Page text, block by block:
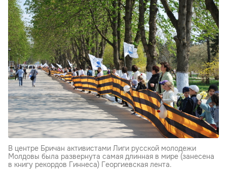
В центре Бричан активистами Лиги русской молодежи
Молдовы была развернута самая длинная в мире (занесена
в книгу рекордов Гиннеса) Георгиевская лента.